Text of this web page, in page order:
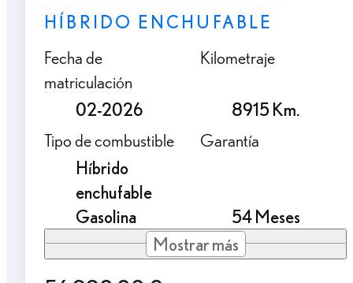
HÍBRIDO ENCHUFABLE
Fecha de
matriculación
02-2026
Kilometraje
8915 Km.
Tipo de combustible
Híbrido
enchufable
Gasolina
Garantía
54 Meses
Mostrar más